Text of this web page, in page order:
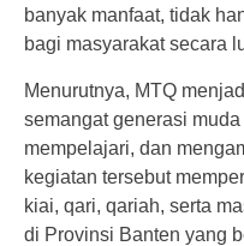
banyak manfaat, tidak
bagi masyarakat secara
Menurutnya, MTQ
semangat generasi
mempelajari, dan
kegiatan tersebut
kiai, qari, qariah, serta
di Provinsi Banten yang